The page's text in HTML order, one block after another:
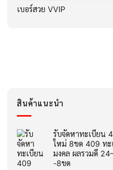
เบอร์สวย VVIP
สินค้าแนะนำ
รับจัดหาทะเบียน
ใหม่ 8ขด 409 ทะ
มงคล ผลรวมดี
-8ขด